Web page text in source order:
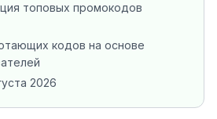
топовых промокодов
кодов на основе
2026